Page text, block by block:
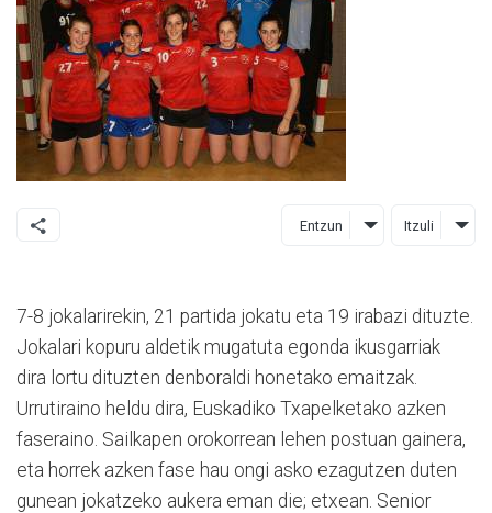
Entzun Itzuli
7-8 jokalarirekin, 21 partida jokatu eta 19 irabazi dituzte.
Jokalari kopuru aldetik mugatuta egonda ikusgarriak
dira lortu dituzten denboraldi honetako emaitzak.
Urrutiraino heldu dira, Euskadiko Txapelketako azken
faseraino. Sailkapen orokorrean lehen postuan gainera,
eta horrek azken fase hau ongi asko ezagutzen duten
gunean jokatzeko aukera eman die; etxean. Senior